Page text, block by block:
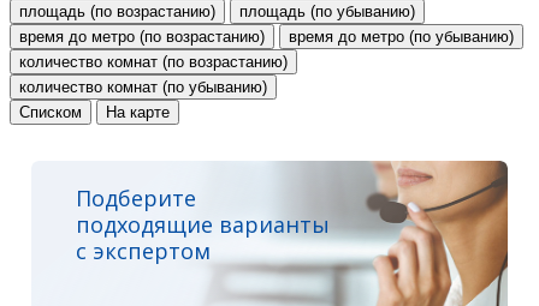
площадь (по возрастанию)
площадь (по убыванию)
время до метро (по возрастанию)
время до метро (по убыванию)
количество комнат (по возрастанию)
количество комнат (по убыванию)
Списком
На карте
Подберите
подходящие варианты
с экспертом